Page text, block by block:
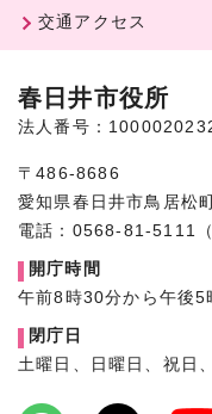
交通アクセス
春日井市役所
法人番号：
〒486-8686
愛知県春日井市鳥居松
電話：0568-81-5111（
開庁時間
午前8時30分から午後5
閉庁日
土曜日、日曜日、祝日